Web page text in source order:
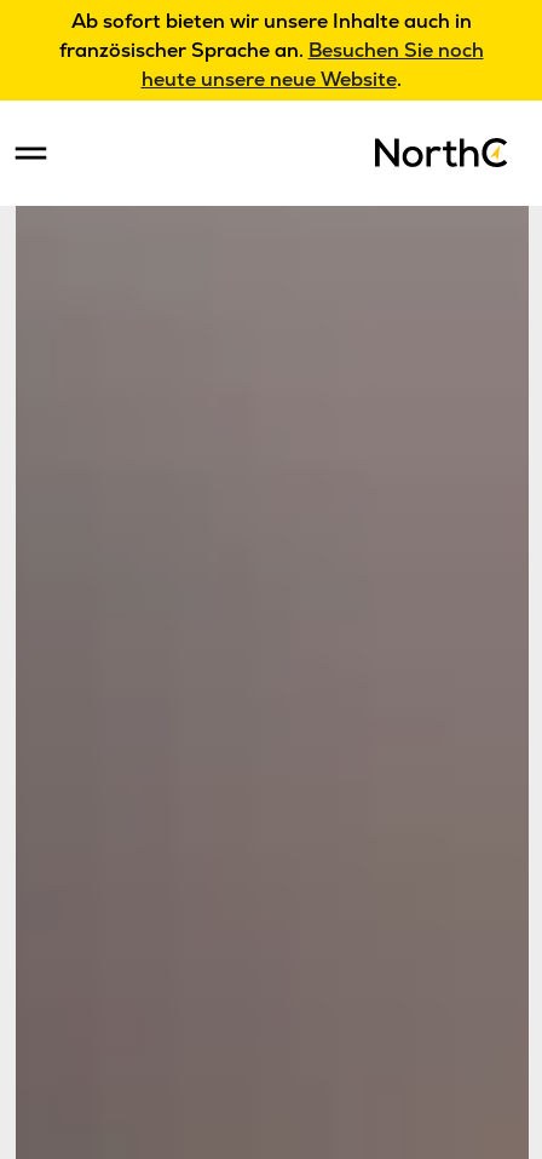
Ab sofort bieten wir unsere Inhalte auch in
französischer Sprache an. Besuchen Sie noch
heute unsere neue Website.